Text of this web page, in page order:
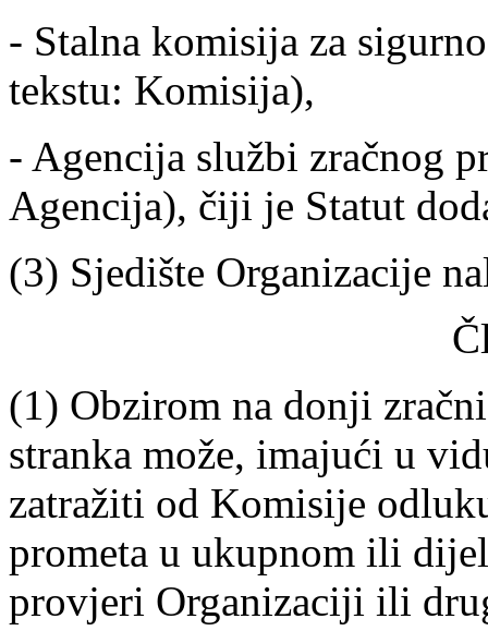
- Stalna komisija za
tekstu: Komisija),
- Agencija službi zračnog
Agencija), čiji je Statut
(3) Sjedište Organizacije
(1) Obzirom na donji
stranka može, imajući u
zatražiti od Komisije
prometa u ukupnom ili
provjeri Organizaciji ili